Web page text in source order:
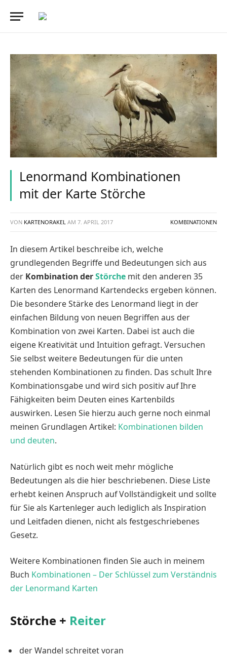
Lenormand Kombinationen
mit der Karte Störche
VON KARTENORAKEL AM 7. APRIL 2017 KOMBINATIONEN
In diesem Artikel beschreibe ich, welche
grundlegenden Begriffe und Bedeutungen sich aus
der Kombination derStörche mit den anderen 35
Karten des Lenormand Kartendecks ergeben können.
Die besondere Stärke des Lenormand liegt in der
einfachen Bildung von neuen Begriffen aus der
Kombination von zwei Karten. Dabei ist auch die
eigene Kreativität und Intuition gefragt. Versuchen
Sie selbst weitere Bedeutungen für die unten
stehenden Kombinationen zu finden. Das schult Ihre
Kombinationsgabe und wird sich positiv auf Ihre
Fähigkeiten beim Deuten eines Kartenbilds
auswirken. Lesen Sie hierzu auch gerne noch einmal
meinen Grundlagen Artikel: Kombinationen bilden
und deuten.
Natürlich gibt es noch weit mehr mögliche
Bedeutungen als die hier beschriebenen. Diese Liste
erhebt keinen Anspruch auf Vollständigkeit und sollte
für Sie als Kartenleger auch lediglich als Inspiration
und Leitfaden dienen, nicht als festgeschriebenes
Gesetz.
Weitere Kombinationen finden Sie auch in meinem
Buch Kombinationen – Der Schlüssel zum Verständnis
der Lenormand Karten
Störche + Reiter
der Wandel schreitet voran